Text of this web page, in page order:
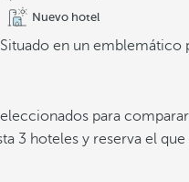
Nuevo hotel
Situado en un emblemático
para comparar
3 hoteles y reserva el